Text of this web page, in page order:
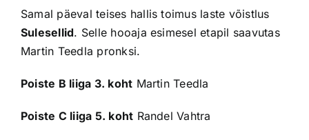
Samal päeval teises hallis toimus laste võistlus
Sulesellid. Selle hooaja esimesel etapil saavutas
Martin Teedla pronksi.
Poiste B liiga 3. koht Martin Teedla
Poiste C liiga 5. koht Randel Vahtra